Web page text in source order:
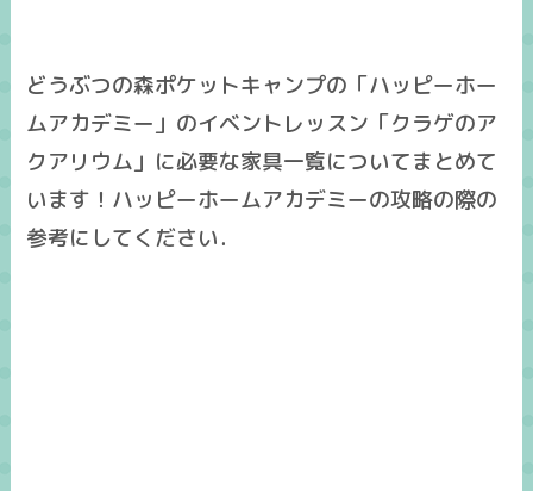
どうぶつの森ポケットキャンプの「ハッピーホー
ムアカデミー」のイベントレッスン「クラゲのア
クアリウム」に必要な家具一覧についてまとめて
います！ハッピーホームアカデミーの攻略の際の
参考にしてください．